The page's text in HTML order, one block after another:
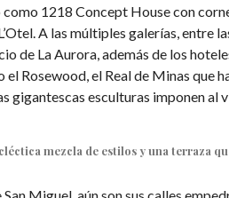
1218 Concept House con
A las múltiples galerías, entre
de La Aurora, además de los
Rosewood, el Real de Minas que
gigantescas esculturas imponen al
mezcla de estilos y una terraza